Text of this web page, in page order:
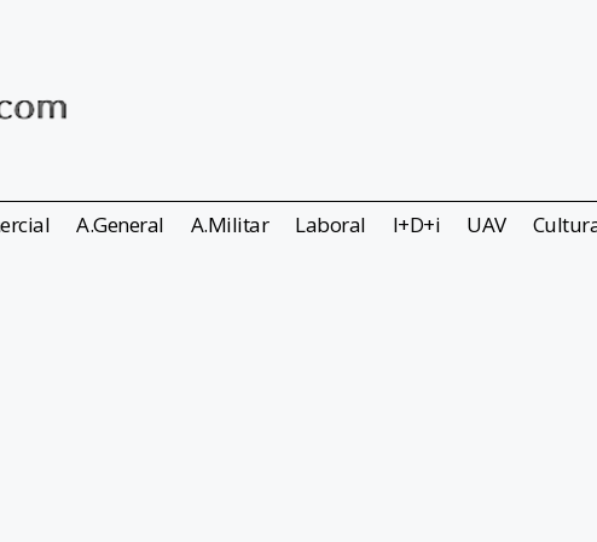
A.General A.Militar Laboral I+D+i UAV